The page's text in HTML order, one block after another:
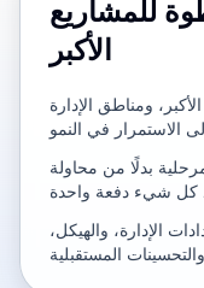
للمشاريع
الأكبر
ومناطق الإدارة
بدلًا من محاولة
الإدارة، والهيكل،